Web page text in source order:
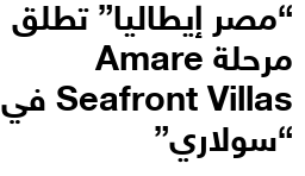
“مصر إيطاليا” تطلق
مرحلة Amare
Seafront Villas في
“سولاري”